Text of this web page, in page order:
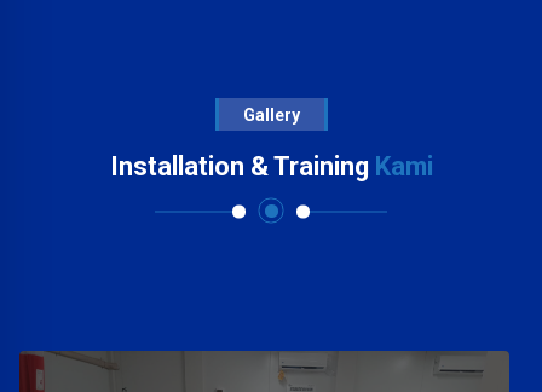
Gallery
Installation & Training Kami